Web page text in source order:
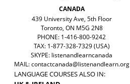
CANADA
439 University Ave, 5th Floor
Toronto, ON M5G 2N8
PHONE: 1-416-800-9242
TAX: 1-877-328-7329 (USA)
SKYPE: listenandlearncanada
MAIL:contactcanada@listenandlearn.org
LANGUAGE COURSES ALSO IN: